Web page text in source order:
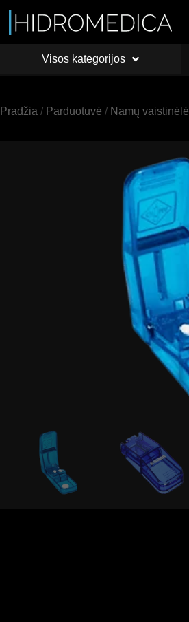
Visos kategorijos
Visos kategorijos
Pradžia / Parduotuvė / Namų vaistinėlė